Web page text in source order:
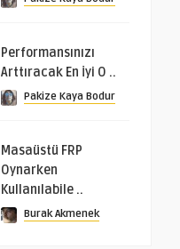
Performansınızı
Arttıracak En İyi O ..
Pakize Kaya Bodur
Masaüstü FRP
Oynarken
Kullanılabile ..
Burak Akmenek